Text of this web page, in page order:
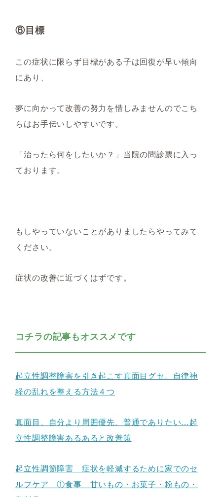
⑥目標
この症状に限らず目標がある子は回復が早い傾向
にあり、
夢に向かって改善の努力を惜しみませんのでこち
らはお手伝いしやすいです。
「治ったら何をしたいか？」当院の問診票に入っ
ております。
もしやっていないことがありましたらやってみて
ください。
症状の改善に近づくはずです。
コチラの記事もオススメです
起立性調整障害を引き起こす真面目グセ。自律神
経の乱れを整える方法４つ
真面目、自分より周囲優先、普通でありたい…起
立性調整障害あるあると改善策
起立性調節障害 症状を軽減するために家でのセ
ルフケア ①食事 甘いもの・お菓子・粉もの・